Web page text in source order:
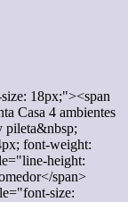
18px;"><span
Casa 4 ambientes
pileta&nbsp;
font-weight:
height:
span>
size: